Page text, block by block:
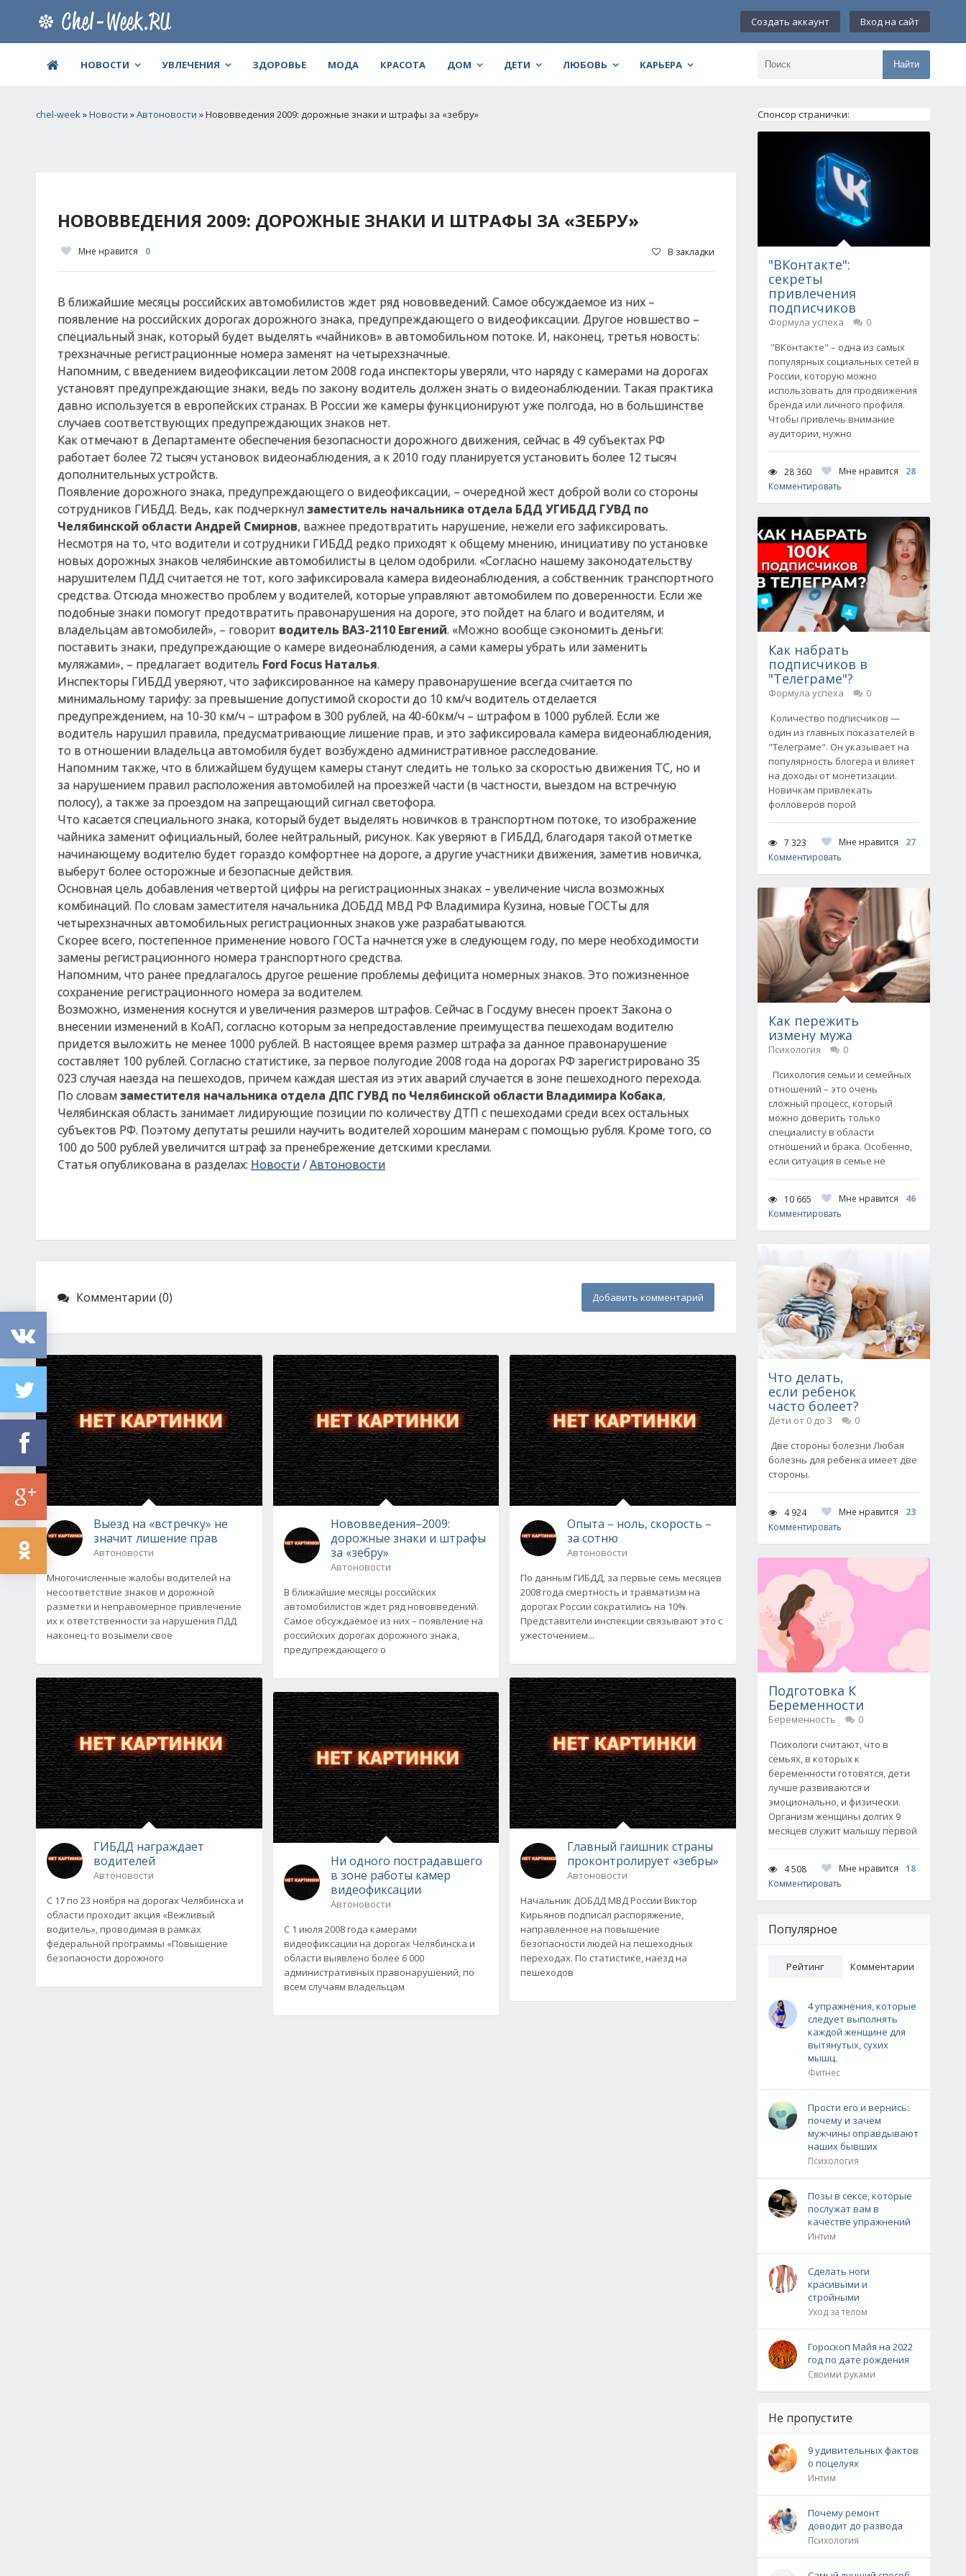
Создать аккаунт Вход на сайт
НОВОСТИ УВЛЕЧЕНИЯ ЗДОРОВЬЕ МОДА КРАСОТА ДОМ ДЕТИ ЛЮБОВЬ КАРЬЕРА Найти
chel-week»Новости »Автоновости » Нововведения 2009: дорожные знаки и штрафы за «зебру»
НОВОВВЕДЕНИЯ 2009: ДОРОЖНЫЕ ЗНАКИ И ШТРАФЫ ЗА «ЗЕБРУ»
Мне нравится 0 В закладки
В ближайшие месяцы российских автомобилистов ждет ряд нововведений. Самое обсуждаемое из них –
появление на российских дорогах дорожного знака, предупреждающего о видеофиксации. Другое новшество –
специальный знак, который будет выделять «чайников» в автомобильном потоке. И, наконец, третья новость:
трехзначные регистрационные номера заменят на четырехзначные.
Напомним, с введением видеофиксации летом 2008 года инспекторы уверяли, что наряду с камерами на дорогах
установят предупреждающие знаки, ведь по закону водитель должен знать о видеонаблюдении. Такая практика
давно используется в европейских странах. В России же камеры функционируют уже полгода, но в большинстве
случаев соответствующих предупреждающих знаков нет.
Как отмечают в Департаменте обеспечения безопасности дорожного движения, сейчас в 49 субъектах РФ
работает более 72 тысяч установок видеонаблюдения, а к 2010 году планируется установить более 12 тысяч
дополнительных устройств.
Появление дорожного знака, предупреждающего о видеофиксации, – очередной жест доброй воли со стороны
сотрудников ГИБДД. Ведь, как подчеркнулзаместитель начальника отдела БДД УГИБДД ГУВД по
Челябинской области Андрей Смирнов, важнее предотвратить нарушение, нежели его зафиксировать.
Несмотря на то, что водители и сотрудники ГИБДД редко приходят к общему мнению, инициативу по установке
новых дорожных знаков челябинские автомобилисты в целом одобрили. «Согласно нашему законодательству
нарушителем ПДД считается не тот, кого зафиксировала камера видеонаблюдения, а собственник транспортного
средства. Отсюда множество проблем у водителей, которые управляют автомобилем по доверенности. Если же
подобные знаки помогут предотвратить правонарушения на дороге, это пойдет на благо и водителям, и
владельцам автомобилей», – говорит водитель ВАЗ-2110 Евгений. «Можно вообще сэкономить деньги:
поставить знаки, предупреждающие о камере видеонаблюдения, а сами камеры убрать или заменить
муляжами», – предлагает водитель Ford Focus Наталья.
Инспекторы ГИБДД уверяют, что зафиксированное на камеру правонарушение всегда считается по
минимальному тарифу: за превышение допустимой скорости до 10 км/ч водитель отделается
предупреждением, на 10-30 км/ч – штрафом в 300 рублей, на 40-60км/ч – штрафом в 1000 рублей. Если же
водитель нарушил правила, предусматривающие лишение прав, и это зафиксировала камера видеонаблюдения,
то в отношении владельца автомобиля будет возбуждено административное расследование.
Напомним также, что в ближайшем будущем камеры станут следить не только за скоростью движения ТС, но и
за нарушением правил расположения автомобилей на проезжей части (в частности, выездом на встречную
полосу), а также за проездом на запрещающий сигнал светофора.
Что касается специального знака, который будет выделять новичков в транспортном потоке, то изображение
чайника заменит официальный, более нейтральный, рисунок. Как уверяют в ГИБДД, благодаря такой отметке
начинающему водителю будет гораздо комфортнее на дороге, а другие участники движения, заметив новичка,
выберут более осторожные и безопасные действия.
Основная цель добавления четвертой цифры на регистрационных знаках – увеличение числа возможных
комбинаций. По словам заместителя начальника ДОБДД МВД РФ Владимира Кузина, новые ГОСТы для
четырехзначных автомобильных регистрационных знаков уже разрабатываются.
Скорее всего, постепенное применение нового ГОСТа начнется уже в следующем году, по мере необходимости
замены регистрационного номера транспортного средства.
Напомним, что ранее предлагалось другое решение проблемы дефицита номерных знаков. Это пожизненное
сохранение регистрационного номера за водителем.
Возможно, изменения коснутся и увеличения размеров штрафов. Сейчас в Госдуму внесен проект Закона о
внесении изменений в КоАП, согласно которым за непредоставление преимущества пешеходам водителю
придется выложить не менее 1000 рублей. В настоящее время размер штрафа за данное правонарушение
составляет 100 рублей. Согласно статистике, за первое полугодие 2008 года на дорогах РФ зарегистрировано 35
023 случая наезда на пешеходов, причем каждая шестая из этих аварий случается в зоне пешеходного перехода.
По словамзаместителя начальника отдела ДПС ГУВД по Челябинской области Владимира Кобака,
Челябинская область занимает лидирующие позиции по количеству ДТП с пешеходами среди всех остальных
субъектов РФ. Поэтому депутаты решили научить водителей хорошим манерам с помощью рубля. Кроме того, со
100 до 500 рублей увеличится штраф за пренебрежение детскими креслами.
Статья опубликована в разделах: Новости/Автоновости
Комментарии (0) Добавить комментарий
Выезд на «встречку» не
значит лишение прав
Автоновости
Многочисленные жалобы водителей на
несоответствие знаков и дорожной
разметки и неправомерное привлечение
их к ответственности за нарушения ПДД
наконец-то возымели свое
ГИБДД награждает
водителей
Автоновости
С 17 по 23 ноября на дорогах Челябинска и
области проходит акция «Вежливый
водитель», проводимая в рамках
федеральной программы «Повышение
безопасности дорожного
Нововведения–2009:
дорожные знаки и штрафы
за «зебру»
Автоновости
В ближайшие месяцы российских
автомобилистов ждет ряд нововведений.
Самое обсуждаемое из них – появление на
российских дорогах дорожного знака,
предупреждающего о
Ни одного пострадавшего
в зоне работы камер
видеофиксации
Автоновости
С 1 июля 2008 года камерами
видеофиксации на дорогах Челябинска и
области выявлено более 6 000
административных правонарушений, по
всем случаям владельцам
Опыта – ноль, скорость –
за сотню
Автоновости
По данным ГИБДД, за первые семь месяцев
2008 года смертность и травматизм на
дорогах России сократились на 10%.
Представители инспекции связывают это с
ужесточением...
Главный гаишник страны
проконтролирует «зебры»
Автоновости
Начальник ДОБДД МВД России Виктор
Кирьянов подписал распоряжение,
направленное на повышение
безопасности людей на пешеходных
переходах. По статистике, наезд на
пешеходов
Спонсор странички:
"ВКонтакте":
секреты
привлечения
подписчиков
Формула успеха
0
"ВКонтакте" – одна из самых
популярных социальных сетей в
России, которую можно
использовать для продвижения
бренда или личного профиля.
Чтобы привлечь внимание
аудитории, нужно
28 360 Мне нравится
28
Комментировать
Как набрать
подписчиков в
"Телеграме"?
Формула успеха
0
Количество подписчиков —
один из главных показателей в
"Телеграме". Он указывает на
популярность блогера и влияет
на доходы от монетизации.
Новичкам привлекать
фолловеров порой
7 323 Мне нравится
27
Комментировать
Как пережить
измену мужа
Психология
0
Психология семьи и семейных
отношений – это очень
сложный процесс, который
можно доверить только
специалисту в области
отношений и брака. Особенно,
если ситуация в семье не
10 665 Мне нравится
46
Комментировать
Что делать,
если ребенок
часто болеет?
Дети от 0 до 3
0
Две стороны болезни Любая
болезнь для ребенка имеет две
стороны.
4 924 Мне нравится
23
Комментировать
Подготовка К
Беременности
Беременность
0
Психологи считают, что в
семьях, в которых к
беременности готовятся, дети
лучше развиваются и
эмоционально, и физически.
Организм женщины долгих 9
месяцев служит малышу первой
4 508 Мне нравится
18
Комментировать
Популярное
Рейтинг Комментарии
4 упражнения, которые
следует выполнять
каждой женщине для
вытянутых, сухих
мышц.
Фитнес
Прости его и вернись:
почему и зачем
мужчины оправдывают
наших бывших
Психология
Позы в сексе, которые
послужат вам в
качестве упражнений
Интим
Сделать ноги
красивыми и
стройными
Уход за телом
Гороскоп Майя на 2022
год по дате рождения
Своими руками
Не пропустите
9 удивительных фактов
о поцелуях
Интим
Почему ремонт
доводит до развода
Психология